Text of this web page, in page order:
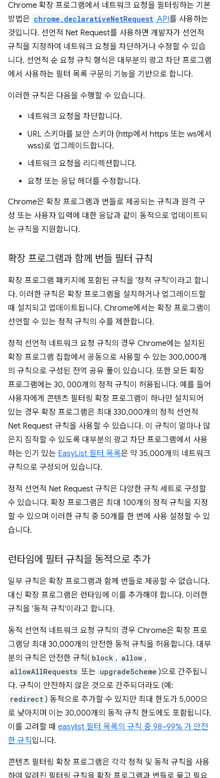
Chrome 확장 프로그램에서 네트워크 요청을 필터링하는 기본
방법은 chrome.declarativeNetRequest API를 사용하는
것입니다. 선언적 Net Request를 사용하면 개발자가 선언적
규칙을 지정하여 네트워크 요청을 차단하거나 수정할 수 있습
니다. 선언적 순 요청 규칙 형식은 대부분의 광고 차단 프로그램
에서 사용하는 필터 목록 구문의 기능을 기반으로 합니다.
이러한 규칙은 다음을 수행할 수 있습니다.
네트워크 요청을 차단합니다.
URL 스키마를 보안 스키마 (http에서 https 또는 ws에서
wss)로 업그레이드합니다.
네트워크 요청을 리디렉션합니다.
요청 또는 응답 헤더를 수정합니다.
Chrome은 확장 프로그램과 번들로 제공되는 규칙과 원격 구
성 또는 사용자 입력에 대한 응답과 같이 동적으로 업데이트되
는 규칙을 지원합니다.
확장 프로그램과 함께 번들 필터 규칙
확장 프로그램 패키지에 포함된 규칙을 '정적 규칙'이라고 합니
다. 이러한 규칙은 확장 프로그램을 설치하거나 업그레이드할
때 설치되고 업데이트됩니다. Chrome에서는 확장 프로그램이
선언할 수 있는 정적 규칙의 수를 제한합니다.
정적 선언적 네트워크 요청 규칙의 경우 Chrome에는 설치된
확장 프로그램 집합에서 공동으로 사용할 수 있는 300,000개
의 규칙으로 구성된 전역 공유 풀이 있습니다. 또한 모든 확장
프로그램에는 30, 000개의 정적 규칙이 허용됩니다. 예를 들어
사용자에게 콘텐츠 필터링 확장 프로그램이 하나만 설치되어
있는 경우 확장 프로그램은 최대 330,000개의 정적 선언적
Net Request 규칙을 사용할 수 있습니다. 이 규칙이 얼마나 많
은지 짐작할 수 있도록 대부분의 광고 차단 프로그램에서 사용
하는 인기 있는 EasyList 필터 목록은 약 35,000개의 네트워크
규칙으로 구성되어 있습니다.
정적 선언적 Net Request 규칙은 다양한 규칙 세트로 구성할
수 있습니다. 확장 프로그램은 최대 100개의 정적 규칙을 지정
할 수 있으며 이러한 규칙 중 50개를 한 번에 사용 설정할 수 있
습니다.
런타임에 필터 규칙을 동적으로 추가
일부 규칙은 확장 프로그램과 함께 번들로 제공할 수 없습니다.
대신 확장 프로그램은 런타임에 이를 추가해야 합니다. 이러한
규칙을 '동적 규칙'이라고 합니다.
동적 선언적 네트워크 요청 규칙의 경우 Chrome은 확장 프로
그램당 최대 30,000개의 안전한 동적 규칙을 허용합니다. 대부
분의 규칙은 안전한 규칙( block , allow ,
allowAllRequests 또는 upgradeScheme )으로 간주됩니
다. 규칙이 안전하지 않은 것으로 간주되더라도 (예:
redirect ) 동적으로 추가할 수 있지만 최대 한도가 5,000으
로 낮아지며 이는 30,000개의 동적 규칙 한도에도 포함됩니다.
이를 고려할 때 easylist 필터 목록의 규칙 중 98~99% 가 안전
한 규칙입니다.
콘텐츠 필터링 확장 프로그램은 각각 정적 및 동적 규칙을 사용
하여 알려진 필터링 규칙을 확장 프로그램과 번들로 묶고 필요